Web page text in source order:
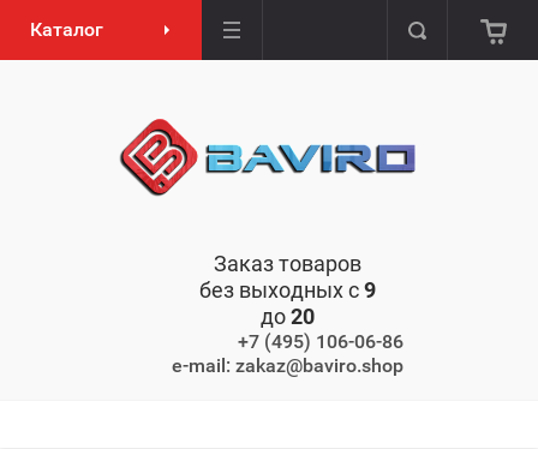
Каталог
Заказ товаров
без выходных с9
до20
+7 (495) 106-06-86
e-mail: zakaz@baviro.shop